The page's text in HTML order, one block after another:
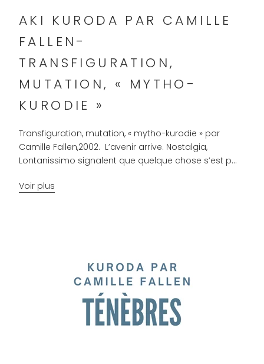
AKI KURODA PAR CAMILLE
FALLEN-
TRANSFIGURATION,
MUTATION, « MYTHO-
KURODIE »
Transfiguration, mutation, « mytho-kurodie » par
Camille Fallen,2002. L’avenir arrive. Nostalgia,
Lontanissimo signalent que quelque chose s’est p...
Voir plus